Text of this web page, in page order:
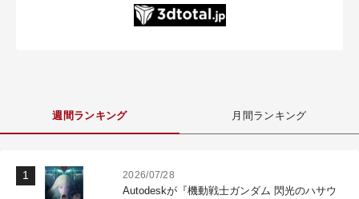
週間ランキング 月間ランキング
2026/07/28
Autodeskが『機動戦士ガンダム 閃光のハサウ